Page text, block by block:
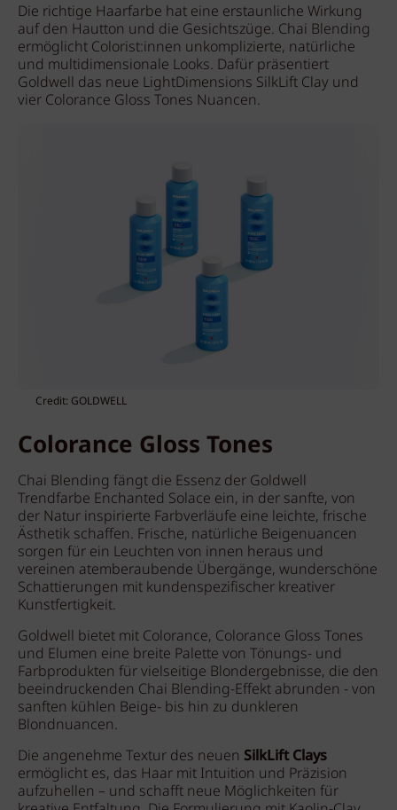
Die richtige Haarfarbe hat eine erstaunliche Wirkung
auf den Hautton und die Gesichtszüge. Chai Blending
ermöglicht Colorist:innen unkomplizierte, natürliche
und multidimensionale Looks. Dafür präsentiert
Goldwell das neue LightDimensions SilkLift Clay und
vier Colorance Gloss Tones Nuancen.
Credit: GOLDWELL
Colorance Gloss Tones
Chai Blending fängt die Essenz der Goldwell
Trendfarbe Enchanted Solace ein, in der sanfte, von
der Natur inspirierte Farbverläufe eine leichte, frische
Ästhetik schaffen. Frische, natürliche Beigenuancen
sorgen für ein Leuchten von innen heraus und
vereinen atemberaubende Übergänge, wunderschöne
Schattierungen mit kundenspezifischer kreativer
Kunstfertigkeit.
Goldwell bietet mit Colorance, Colorance Gloss Tones
und Elumen eine breite Palette von Tönungs- und
Farbprodukten für vielseitige Blondergebnisse, die den
beeindruckenden Chai Blending-Effekt abrunden - von
sanften kühlen Beige- bis hin zu dunkleren
Blondnuancen.
Die angenehme Textur des neuen SilkLift Clays
ermöglicht es, das Haar mit Intuition und Präzision
aufzuhellen – und schafft neue Möglichkeiten für